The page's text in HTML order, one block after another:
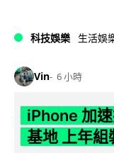
科技娛樂 生活娛
Vin 6 小時
iPhone 加
基地 上年